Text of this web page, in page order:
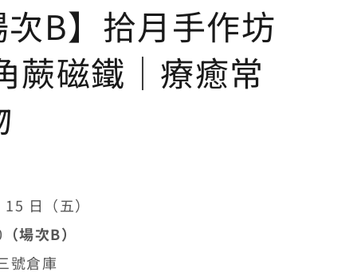
B】拾月手作坊
蕨磁鐵│療癒常
日（五）
（場次B）
號倉庫